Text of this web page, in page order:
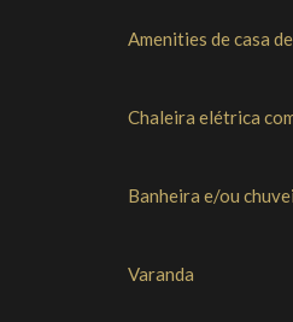
Amenities de casa
Chaleira elétrica
Banheira e/ou
Varanda